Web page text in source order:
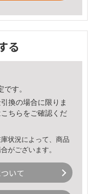
る
す。
換の場合に限りま
こちら をご確認くだ
状況によって、商品
がございます。
いて